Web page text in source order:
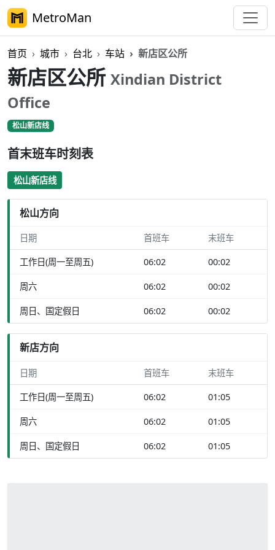
MetroMan
首页 城市 台北 车站 新店区公所
新店区公所 Xindian District
Office
松山新店线
首末班车时刻表
松山新店线
松山方向
日期 首班车 末班车
工作日(周一至周五) 06:02 00:02
周六 06:02 00:02
周日、国定假日 06:02 00:02
新店方向
日期 首班车 末班车
工作日(周一至周五) 06:02 01:05
周六 06:02 01:05
周日、国定假日 06:02 01:05